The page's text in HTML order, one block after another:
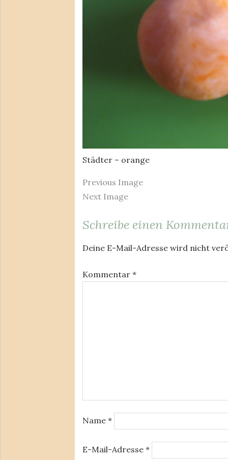
Städter – orange
Previous Image
Next Image
Schreibe einen
Deine E-Mail-Adresse wird nicht
Kommentar *
Name *
E-Mail-Adresse *